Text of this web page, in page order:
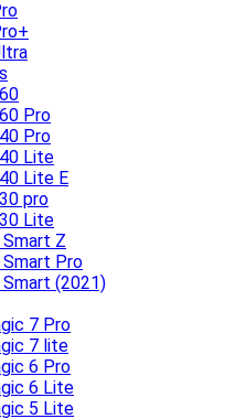
Pro
Pro
Lite
Lite E
pro
Lite
Smart Z
Smart Pro
Smart (2021)
7 Pro
7 lite
6 Pro
6 Lite
5 Lite